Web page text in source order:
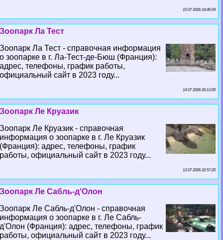
15 07 2026 10:46:59
Зоопарк Ла Тест
Зоопарк Ла Тест - справочная информация
о зоопарке в г. Ла-Тест-де-Бюш (Франция):
адрес, телефоны, график работы,
официальный сайт в 2023 году...
14 07 2026 20:13:50
Зоопарк Ле Круазик
Зоопарк Ле Круазик - справочная
информация о зоопарке в г. Ле Круазик
(Франция): адрес, телефоны, график
работы, официальный сайт в 2023 году...
13 07 2026 22:57:20
Зоопарк Ле Сабль-д'Олон
Зоопарк Ле Сабль-д'Олон - справочная
информация о зоопарке в г. Ле Сабль-
д'Олон (Франция): адрес, телефоны, график
работы, официальный сайт в 2023 году...